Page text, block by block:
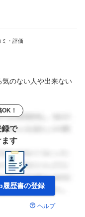
・評価
のない人や出来ない
！
録で
す
履歴書の登録
ヘルプ